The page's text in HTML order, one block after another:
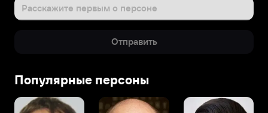
Расскажите первым о персоне
Отправить
Популярные персоны